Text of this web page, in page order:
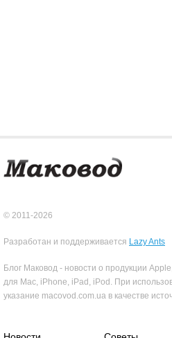
© 2011-2026
Разработан и поддерживается Lazy Ants
Блог Маковод - новости о продукции
для Mac, iPhone, iPad, iPod. При
указание macovod.com.ua в качестве